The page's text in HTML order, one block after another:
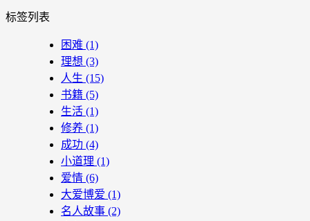
标签列表
困难 (1)
理想 (3)
人生 (15)
书籍 (5)
生活 (1)
修养 (1)
成功 (4)
小道理 (1)
爱情 (6)
大爱博爱 (1)
名人故事 (2)